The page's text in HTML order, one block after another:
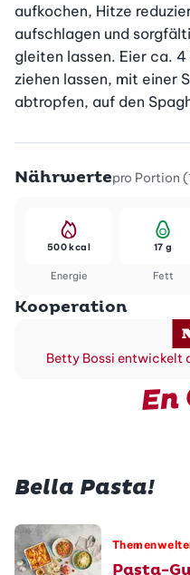
aufkochen, Hitze
aufschlagen und
gleiten lassen. Eier ca.
ziehen lassen, mit einer
abtropfen, auf den
Nährwertepro Portion
Energie
500 kcal
Fett
17 g
Kooperation
Betty Bossi entwickelt
En
Bella Pasta!
Pasta-